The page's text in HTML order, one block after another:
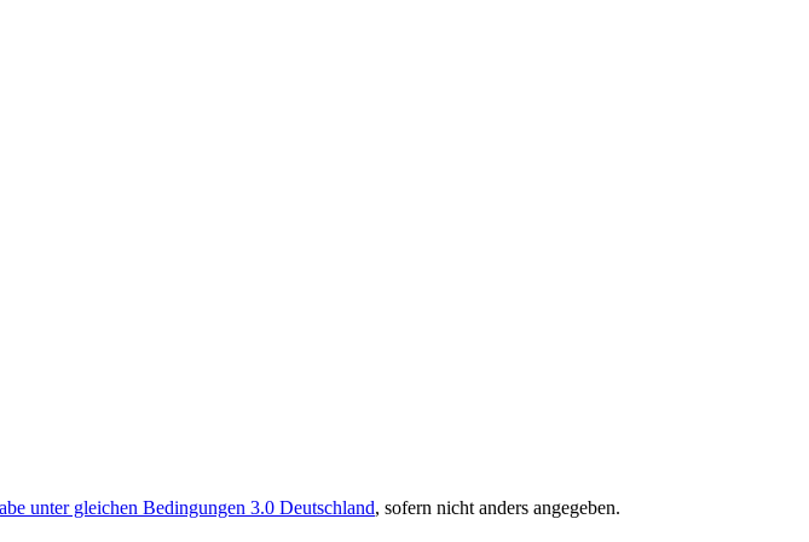
unter gleichen Bedingungen 3.0 Deutschland, sofern nicht anders angegeben.